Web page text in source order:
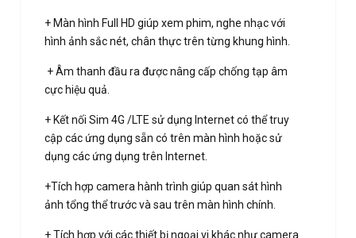
+ Màn hình Full HD giúp xem phim, nghe nhạc với
hình ảnh sắc nét, chân thực trên từng khung hình.
+ Âm thanh đầu ra được nâng cấp chống tạp âm
cực hiệu quả.
+ Kết nối Sim 4G /LTE sử dụng Internet có thể truy
cập các ứng dụng sẵn có trên màn hình hoặc sử
dụng các ứng dụng trên Internet.
+Tích hợp camera hành trình giúp quan sát hình
ảnh tổng thể trước và sau trên màn hình chính.
+ Tích hợp với các thiết bị ngoại vi khác như camera